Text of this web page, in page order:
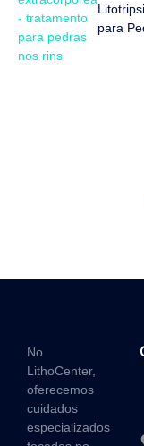
para
No
LithoCenter,
oferecemos
cuidados
especializados